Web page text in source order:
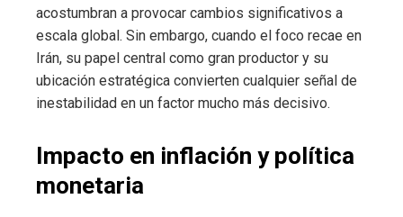
acostumbran a provocar cambios significativos a
escala global. Sin embargo, cuando el foco recae en
Irán, su papel central como gran productor y su
ubicación estratégica convierten cualquier señal de
inestabilidad en un factor mucho más decisivo.
Impacto en inflación y política
monetaria